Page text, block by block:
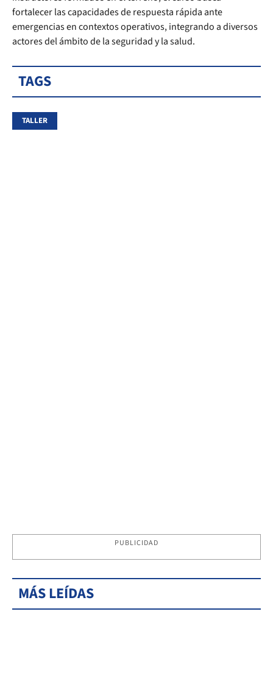
fortalecer las capacidades de respuesta rápida ante
emergencias en contextos operativos, integrando a diversos
actores del ámbito de la seguridad y la salud.
TAGS
TALLER
PUBLICIDAD
MÁS LEÍDAS